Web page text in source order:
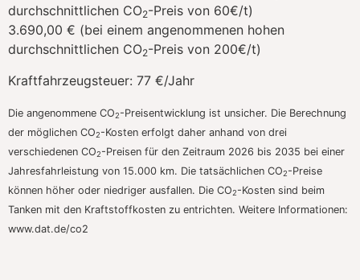
durchschnittlichen CO2-Preis von 60€/t)
3.690,00 € (bei einem angenommenen hohen
durchschnittlichen CO2-Preis von 200€/t)
Kraftfahrzeugsteuer: 77 €/Jahr
Die angenommene CO2-Preisentwicklung ist unsicher. Die Berechnung
der möglichen CO2-Kosten erfolgt daher anhand von drei
verschiedenen CO2-Preisen für den Zeitraum 2026 bis 2035 bei einer
Jahresfahrleistung von 15.000 km. Die tatsächlichen CO2-Preise
können höher oder niedriger ausfallen. Die CO2-Kosten sind beim
Tanken mit den Kraftstoffkosten zu entrichten. Weitere Informationen:
www.dat.de/co2